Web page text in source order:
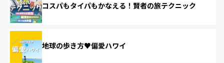
コスパもタイパもかなえる！賢者の旅テクニック
地球の歩き方♥偏愛ハワイ